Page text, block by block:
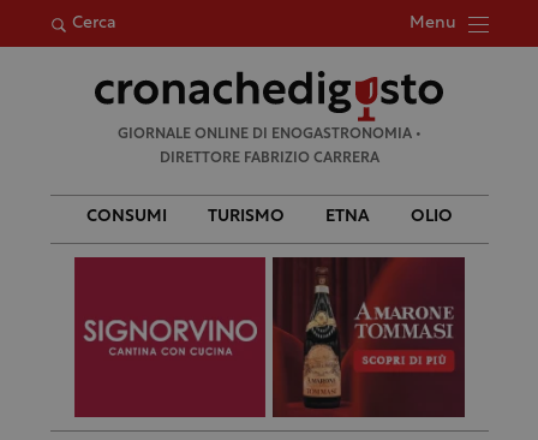
Cerca Menu
per:
GIORNALE ONLINE DI ENOGASTRONOMIA •
DIRETTORE FABRIZIO CARRERA
CONSUMI TURISMO ETNA OLIO